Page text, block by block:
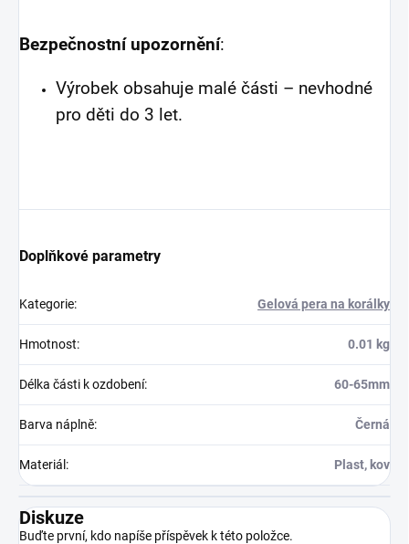
Bezpečnostní upozornění:
Výrobek obsahuje malé části – nevhodné
pro děti do 3 let.
Doplňkové parametry
Kategorie: Gelová pera na korálky
Hmotnost: 0.01 kg
Délka části k ozdobení: 60-65mm
Barva náplně: Černá
Materiál : Plast, kov
Diskuze
Buďte první, kdo napíše příspěvek k této položce.